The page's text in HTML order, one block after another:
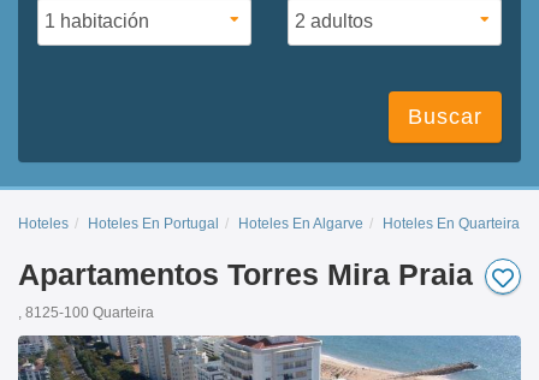
Buscar
Hoteles Hoteles En Portugal Hoteles En Algarve Hoteles En Quarteira
Apartamentos Torres Mira Praia
, 8125-100 Quarteira